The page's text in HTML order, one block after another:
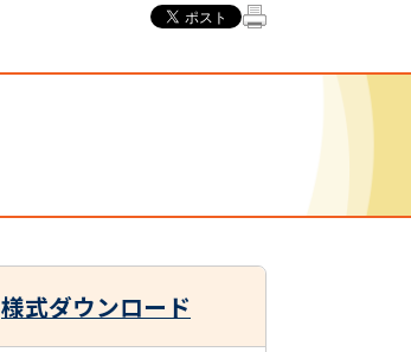
様式ダウンロード